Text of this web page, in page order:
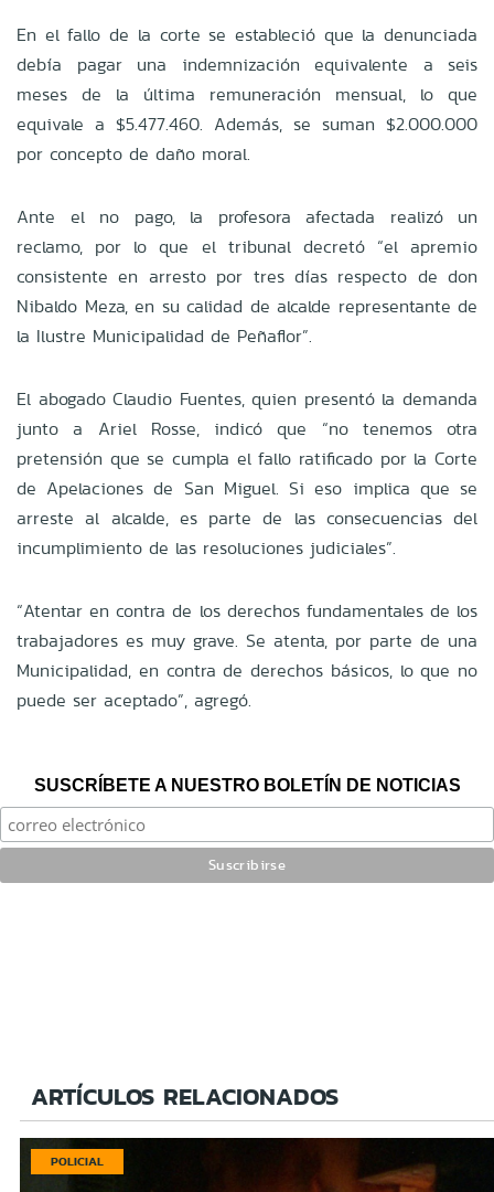
En el fallo de la corte se estableció que la denunciada
debía pagar una indemnización equivalente a seis
meses de la última remuneración mensual, lo que
equivale a $5.477.460. Además, se suman $2.000.000
por concepto de daño moral.
Ante el no pago, la profesora afectada realizó un
reclamo, por lo que el tribunal decretó “el apremio
consistente en arresto por tres días respecto de don
Nibaldo Meza, en su calidad de alcalde representante de
la Ilustre Municipalidad de Peñaflor”.
El abogado Claudio Fuentes, quien presentó la demanda
junto a Ariel Rosse, indicó que “no tenemos otra
pretensión que se cumpla el fallo ratificado por la Corte
de Apelaciones de San Miguel. Si eso implica que se
arreste al alcalde, es parte de las consecuencias del
incumplimiento de las resoluciones judiciales”.
“Atentar en contra de los derechos fundamentales de los
trabajadores es muy grave. Se atenta, por parte de una
Municipalidad, en contra de derechos básicos, lo que no
puede ser aceptado”, agregó.
SUSCRÍBETE A NUESTRO BOLETÍN DE NOTICIAS
ARTÍCULOS RELACIONADOS
POLICIAL